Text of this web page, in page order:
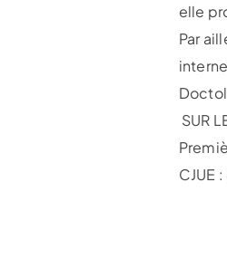
elle
Par
SUR
CJUE